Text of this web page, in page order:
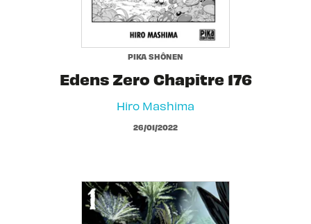
PIKA SHÔNEN
Edens Zero Chapitre 176
Hiro Mashima
26/01/2022